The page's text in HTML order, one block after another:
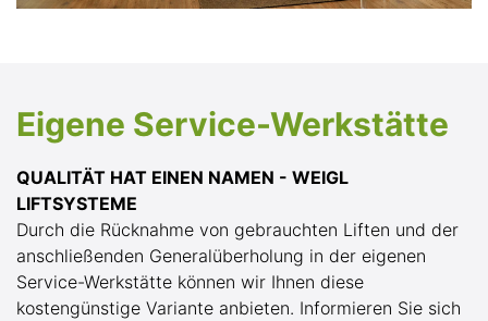
Eigene Service-Werkstätte
QUALITÄT HAT EINEN NAMEN - WEIGL
LIFTSYSTEME
Durch die Rücknahme von gebrauchten Liften und der
anschließenden Generalüberholung in der eigenen
Service-Werkstätte können wir Ihnen diese
kostengünstige Variante anbieten. Informieren Sie sich